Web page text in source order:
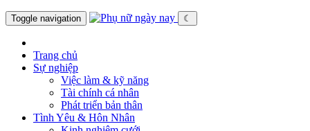
Toggle navigation ☾
Trang chủ
Sự nghiệp
Việc làm & kỹ năng
Tài chính cá nhân
Phát triển bản thân
Tình Yêu & Hôn Nhân